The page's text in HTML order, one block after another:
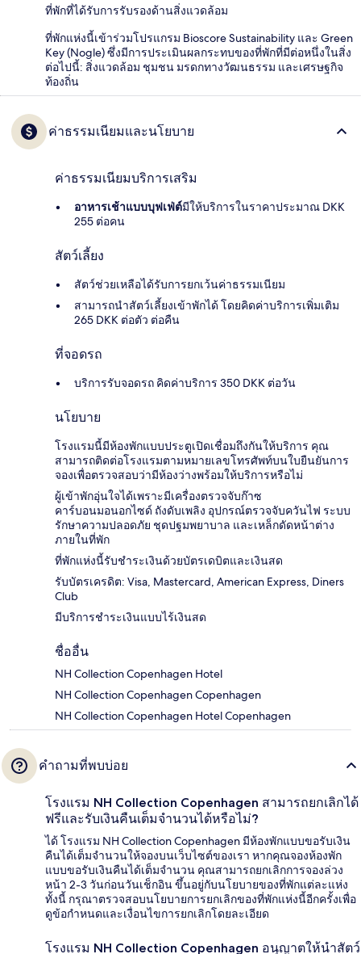
ที่พักที่ได้รับการรับรองด้านสิ่งแวดล้อม
ที่พักแห่งนี้เข้าร่วมโปรแกรม Bioscore Sustainability และ Green
Key (Nogle) ซึ่งมีการประเมินผลกระทบของที่พักที่มีต่อหนึ่งในสิ่ง
ต่อไปนี้: สิ่งแวดล้อม ชุมชน มรดกทางวัฒนธรรม และเศรษฐกิจ
ท้องถิ่น
ค่าธรรมเนียมและนโยบาย
ค่าธรรมเนียมบริการเสริม
อาหารเช้าแบบบุฟเฟ่ต์มีให้บริการในราคาประมาณ DKK
255 ต่อคน
สัตว์เลี้ยง
สัตว์ช่วยเหลือได้รับการยกเว้นค่าธรรมเนียม
สามารถนำสัตว์เลี้ยงเข้าพักได้ โดยคิดค่าบริการเพิ่มเติม
265 DKK ต่อตัว ต่อคืน
ที่จอดรถ
บริการรับจอดรถ คิดค่าบริการ 350 DKK ต่อวัน
นโยบาย
โรงแรมนี้มีห้องพักแบบประตูเปิดเชื่อมถึงกันให้บริการ คุณ
สามารถติดต่อโรงแรมตามหมายเลขโทรศัพท์บนใบยืนยันการ
จองเพื่อตรวจสอบว่ามีห้องว่างพร้อมให้บริการหรือไม่
ผู้เข้าพักอุ่นใจได้เพราะมีเครื่องตรวจจับก๊าซ
คาร์บอนมอนอกไซด์ ถังดับเพลิง อุปกรณ์ตรวจจับควันไฟ ระบบ
รักษาความปลอดภัย ชุดปฐมพยาบาล และเหล็กดัดหน้าต่าง
ภายในที่พัก
ที่พักแห่งนี้รับชำระเงินด้วยบัตรเดบิตและเงินสด
รับบัตรเครดิต: Visa, Mastercard, American Express, Diners
Club
มีบริการชำระเงินแบบไร้เงินสด
ชื่ออื่น
NH Collection Copenhagen Hotel
NH Collection Copenhagen Copenhagen
NH Collection Copenhagen Hotel Copenhagen
คำถามที่พบบ่อย
โรงแรม NH Collection Copenhagen สามารถยกเลิกได้
ฟรีและรับเงินคืนเต็มจำนวนได้หรือไม่?
ได้ โรงแรม NH Collection Copenhagen มีห้องพักแบบขอรับเงิน
คืนได้เต็มจำนวนให้จองบนเว็บไซต์ของเรา หากคุณจองห้องพัก
แบบขอรับเงินคืนได้เต็มจำนวน คุณสามารถยกเลิกการจองล่วง
หน้า 2-3 วันก่อนวันเช็กอิน ขึ้นอยู่กับนโยบายของที่พักแต่ละแห่ง
ทั้งนี้ กรุณาตรวจสอบนโยบายการยกเลิกของที่พักแห่งนี้อีกครั้งเพื่อ
ดูข้อกำหนดและเงื่อนไขการยกเลิกโดยละเอียด
โรงแรม NH Collection Copenhagen อนุญาตให้นำสัตว์